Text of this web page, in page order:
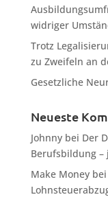
widriger
Trotz
zu Zweifeln an
Gesetzliche
Neueste
Johnnybei Der
Berufsbildung –
Make Moneybei